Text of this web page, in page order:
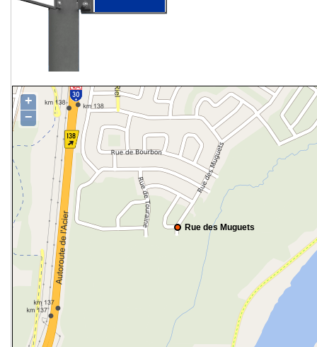
Rue des Muguets
+
−